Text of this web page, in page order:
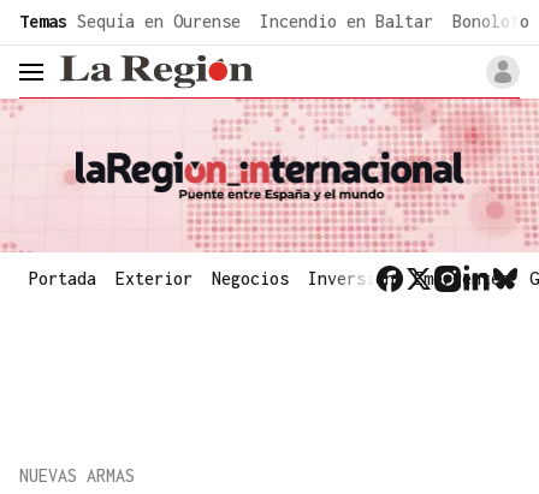
common.go-to-content
Temas Sequía en Ourense Incendio en Baltar Bonoloto
header.menu.open
Portada Exterior Negocios Inversión Emergentes
NUEVAS ARMAS